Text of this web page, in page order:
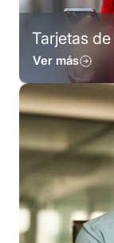
Tarjetas
Ver más